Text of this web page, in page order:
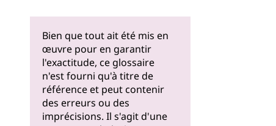
Bien que tout ait été mis en
œuvre pour en garantir
l'exactitude, ce glossaire
n'est fourni qu'à titre de
référence et peut contenir
des erreurs ou des
imprécisions. Il s'agit d'une